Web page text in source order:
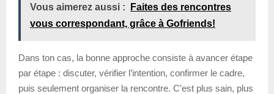
Vous aimerez aussi :
Faites des rencontres
vous correspondant, grâce à Gofriends!
Dans ton cas, la bonne approche consiste à avancer étape
par étape : discuter, vérifier l’intention, confirmer le cadre,
puis seulement organiser la rencontre. C’est plus sain, plus